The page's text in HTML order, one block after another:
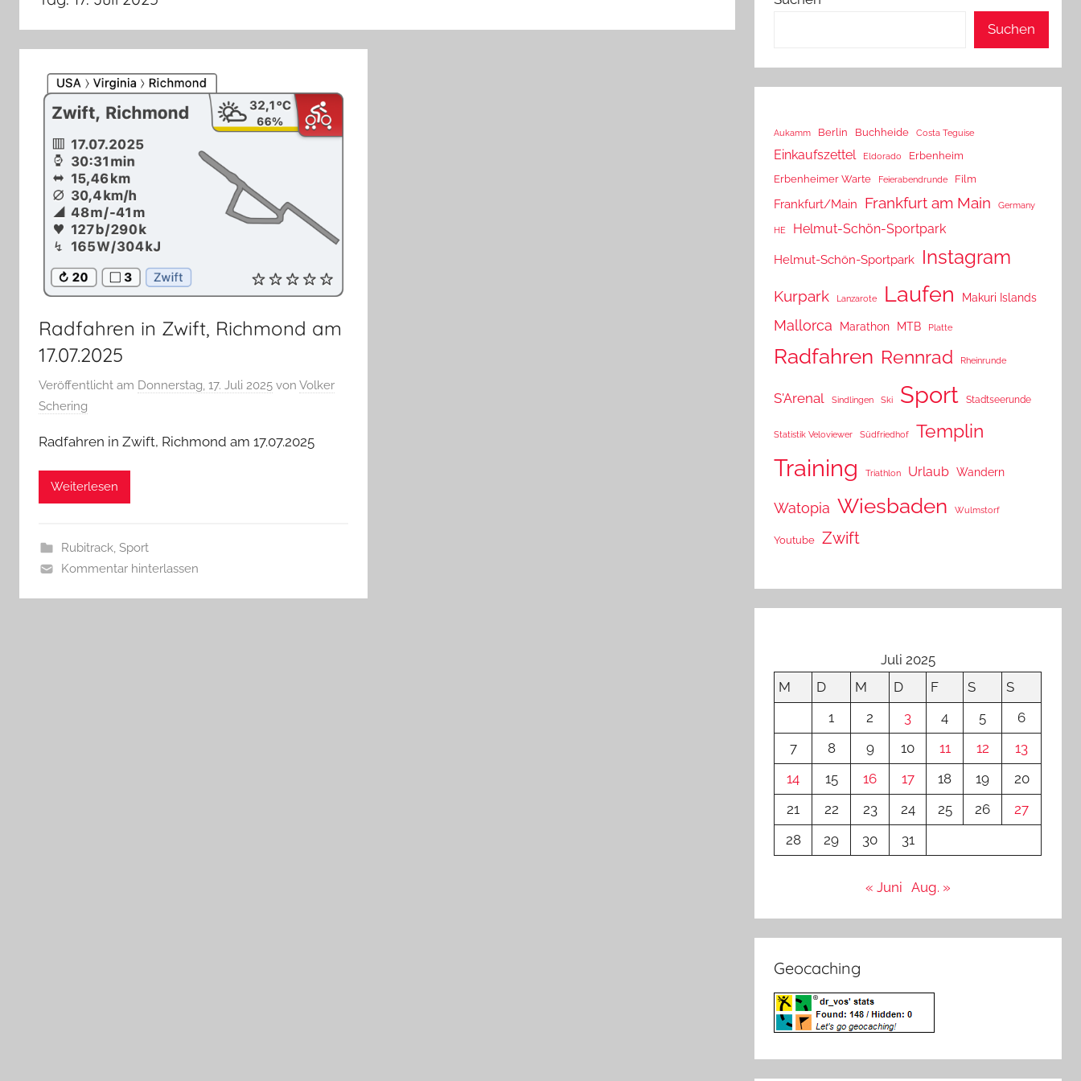
Radfahren in Zwift, Richmond am
17.07.2025
Veröffentlicht am Donnerstag, 17. Juli 2025 von Volker
Schering
Radfahren in Zwift, Richmond am 17.07.2025
Weiterlesen
Rubitrack, Sport
Kommentar hinterlassen
Suchen
Aukamm Berlin Buchheide Costa Teguise
Einkaufszettel Eldorado
Erbenheim
Erbenheimer Warte
Feierabendrunde Film
Frankfurt/Main Frankfurt am Main Germany
HE Helmut-Schön-Sportpark
Helmut-Schön-Sportpark Instagram
Kurpark Lanzarote Laufen Makuri Islands
Mallorca Marathon MTB Platte
Radfahren Rennrad Rheinrunde
S'Arenal Sindlingen Ski Sport Stadtseerunde
Statistik Veloviewer Südfriedhof Templin
Training Triathlon Urlaub Wandern
Watopia Wiesbaden Wulmstorf
Youtube Zwift
Juli 2025
M
D M D F S
S
1
2 3 4 5
6
7
8 9 10 11 12
13
14
15 16 17 18 19
20
21
22 23 24 25 26
27
28
29 30 31
« Juni Aug. »
Geocaching